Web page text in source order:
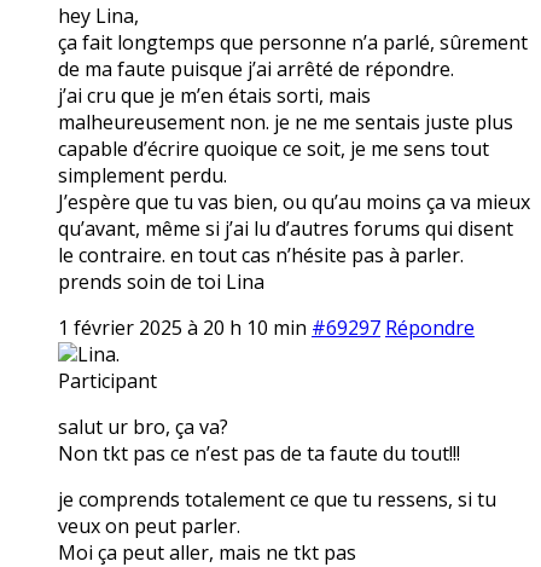
hey Lina,
ça fait longtemps que personne n’a parlé, sûrement
de ma faute puisque j’ai arrêté de répondre.
j’ai cru que je m’en étais sorti, mais
malheureusement non. je ne me sentais juste plus
capable d’écrire quoique ce soit, je me sens tout
simplement perdu.
J’espère que tu vas bien, ou qu’au moins ça va mieux
qu’avant, même si j’ai lu d’autres forums qui disent
le contraire. en tout cas n’hésite pas à parler.
prends soin de toi Lina
1 février 2025 à 20 h 10 min #69297 Répondre
Lina.
Participant
salut ur bro, ça va?
Non tkt pas ce n’est pas de ta faute du tout!!!
je comprends totalement ce que tu ressens, si tu
veux on peut parler.
Moi ça peut aller, mais ne tkt pas